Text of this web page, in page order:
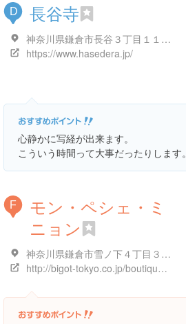
D 長谷寺
神奈川県鎌倉市長谷３丁目１１-２
https://www.hasedera.jp/
心静かに写経が出来ます。
こういう時間って大事だったりします。
F
モン・ペシェ・ミ
ニョン
神奈川県鎌倉市雪ノ下４丁目３-１７
http://bigot-tokyo.co.jp/boutique.aspx